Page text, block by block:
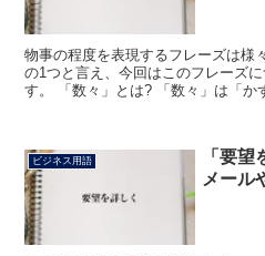
物事の程度を表現するフレーズは様
の1つと言え、今回はこのフレーズ
す。 「数々」とは? 「数々」は「か
ビジネス用語
「要
メール